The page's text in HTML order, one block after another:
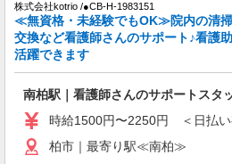
株式会社kotrio /●CB-H-1855323
柏駅▼補助メイン
時給1600円〜
通費全支給(ガソリン
柏市内【柏駅近
キープ
株式会社kotrio /●CB-H-1983151
≪無資格・未経験でもOK≫院内の清
交換など看護師さんのサポート♪看護
活躍できます
南柏駅｜看護師さんのサポートスタ
時給1500円〜2250円 ＜日払い
柏市｜最寄り駅≪南柏≫